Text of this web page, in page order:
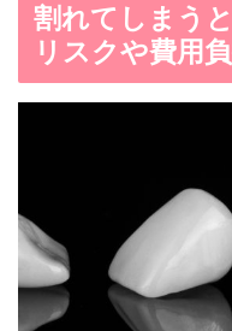
割れてしまう
リスクや費用